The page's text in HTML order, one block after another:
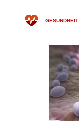
GESUNDHEIT